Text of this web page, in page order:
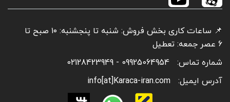
📌 ساعات کاری بخش فروش: شنبه تا پنجشنبه: ۱۰ صبح تا
6 عصر جمعه: تعطیل
شماره تماس:
09925064954 - 02128423949
آدرس ایمیل:
info[at]Karaca-iran.com